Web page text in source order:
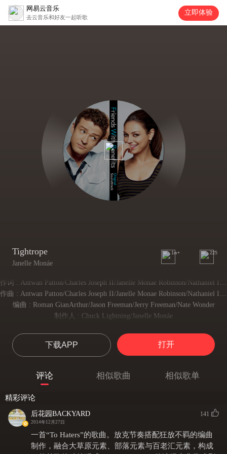
网易云音乐
去云音乐和好友一起听歌
立即体验
Tightrope
Janelle Monáe
1w+ 225
编曲 : Roman GianArthur/Jason Freeman/Jerry Freeman/Nate Wonder
制作人 : Chuck Lightning/Janelle Monáe
Monae and Leftfoot
梦奈和左脚
喔啊啊啊
Another day
我会消除你的痛楚
有些人在你背后议论纷纷
Like they know all about ya
下载APP 打开
评论 相似歌曲 相似歌单
精彩评论
后花园BACKYARD
2014年12月27日
141
一首“To Haters”的歌曲。放克节奏搭配狂放不羁的编曲
制作，融合大草原元素、部落元素与百老汇元素，构成